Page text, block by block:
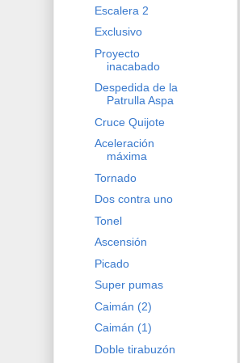
Escalera 2
Exclusivo
Proyecto
inacabado
Despedida de la
Patrulla Aspa
Cruce Quijote
Aceleración
máxima
Tornado
Dos contra uno
Tonel
Ascensión
Picado
Super pumas
Caimán (2)
Caimán (1)
Doble tirabuzón